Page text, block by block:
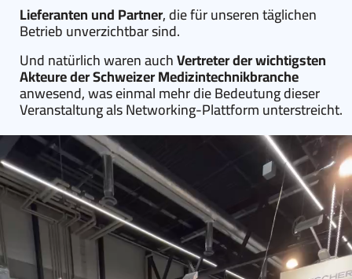
Lieferanten und Partner, die für unseren täglichen
Betrieb unverzichtbar sind.
Und natürlich waren auchVertreter der wichtigsten
Akteure der Schweizer Medizintechnikbranche
anwesend, was einmal mehr die Bedeutung dieser
Veranstaltung als Networking-Plattform unterstreicht.